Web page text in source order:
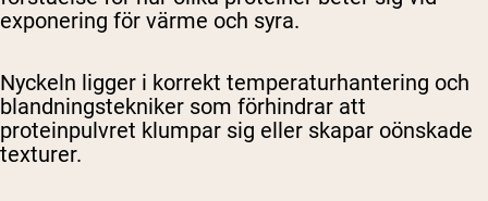
exponering för värme och syra.
Nyckeln ligger i korrekt temperaturhantering och
blandningstekniker som förhindrar att
proteinpulvret klumpar sig eller skapar oönskade
texturer.